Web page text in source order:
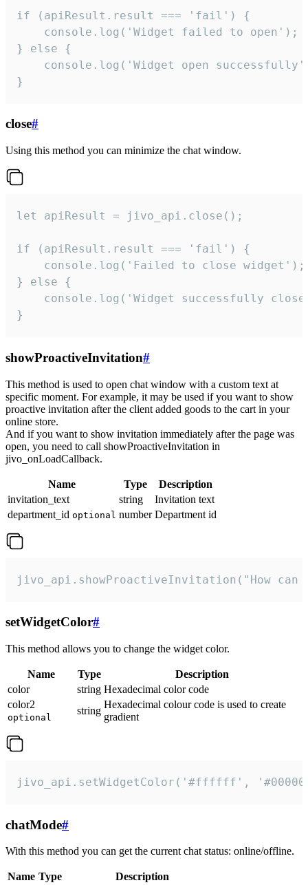
if (apiResult.result === 'fail') {
    console.log('Widget failed to open');
} else {
console.log('Widget open
}
close#
Using this method you can minimize the chat window.
let apiResult = jivo_api.close();
if (apiResult.result === 'fail') {
    console.log('Failed to close widget');
} else {
console.log('Widget successfully
}
showProactiveInvitation#
This method is used to open chat window with a custom text at
specific moment. For example, it may be used if you want to show
proactive invitation after the client added goods to the cart in your
online store.
And if you want to show invitation immediately after the page was
open, you need to call showProactiveInvitation in
jivo_onLoadCallback.
Name Type
Description
invitation_text
string
Invitation text
department_id optional number Department id
jivo_api.showProactiveInvitation("How
setWidgetColor#
This method allows you to change the widget color.
Name Type
Description
color
string Hexadecimal color code
color2
optional
string
Hexadecimal colour code is used to create
gradient
jivo_api.setWidgetColor('#ffffff',
chatMode#
With this method you can get the current chat status: online/offline.
Name Type
Description